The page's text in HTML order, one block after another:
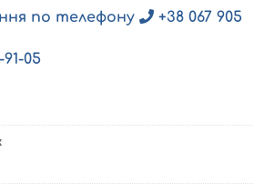
по телефону
+38 067 905
05